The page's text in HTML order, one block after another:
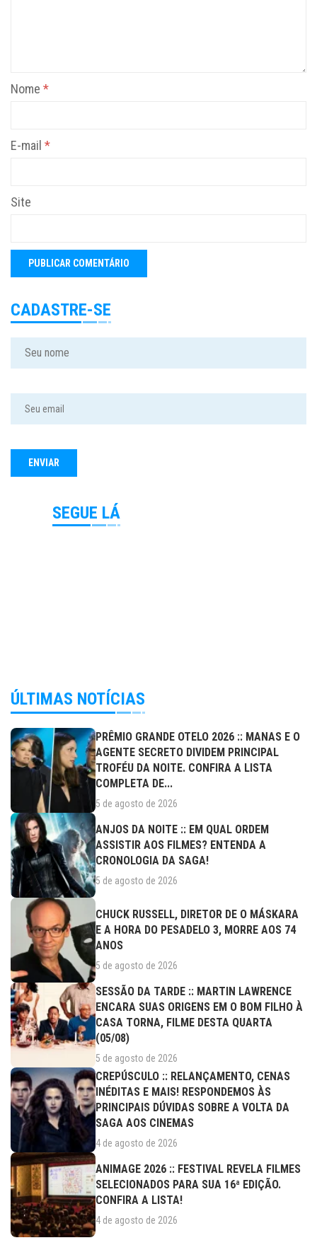
Nome *
E-mail *
Site
CADASTRE-SE
SEGUE LÁ
ÚLTIMAS NOTÍCIAS
PRÊMIO GRANDE OTELO 2026 :: MANAS E O
AGENTE SECRETO DIVIDEM PRINCIPAL
TROFÉU DA NOITE. CONFIRA A LISTA
COMPLETA DE...
5 de agosto de 2026
ANJOS DA NOITE :: EM QUAL ORDEM
ASSISTIR AOS FILMES? ENTENDA A
CRONOLOGIA DA SAGA!
5 de agosto de 2026
CHUCK RUSSELL, DIRETOR DE O MÁSKARA
E A HORA DO PESADELO 3, MORRE AOS 74
ANOS
5 de agosto de 2026
SESSÃO DA TARDE :: MARTIN LAWRENCE
ENCARA SUAS ORIGENS EM O BOM FILHO À
CASA TORNA, FILME DESTA QUARTA
(05/08)
5 de agosto de 2026
CREPÚSCULO :: RELANÇAMENTO, CENAS
INÉDITAS E MAIS! RESPONDEMOS ÀS
PRINCIPAIS DÚVIDAS SOBRE A VOLTA DA
SAGA AOS CINEMAS
4 de agosto de 2026
ANIMAGE 2026 :: FESTIVAL REVELA FILMES
SELECIONADOS PARA SUA 16ª EDIÇÃO.
CONFIRA A LISTA!
4 de agosto de 2026